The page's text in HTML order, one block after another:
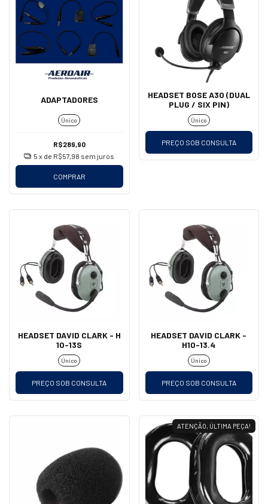
ADAPTADORES
Único
R$289,90
5 x de R$57,98 sem juros
COMPRAR
HEADSET BOSE A30 (DUAL
PLUG / SIX PIN)
Único
PREÇO SOB CONSULTA
HEADSET DAVID CLARK - H
10-13S
Único
PREÇO SOB CONSULTA
HEADSET DAVID CLARK -
H10-13.4
Único
PREÇO SOB CONSULTA
ATENÇÃO, ÚLTIMA PEÇA!